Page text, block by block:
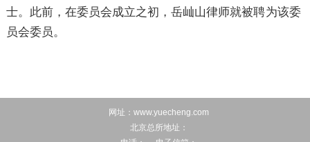
士。此前，在委员会成立之初，岳屾山律师就被聘为该委
员会委员。
网址：www.yuecheng.com
北京总所地址：